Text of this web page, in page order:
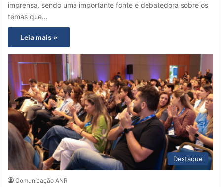
imprensa, sendo uma importante fonte e debatedora sobre os
temas que…
Leia mais »
Destaque
Comunicação ANR